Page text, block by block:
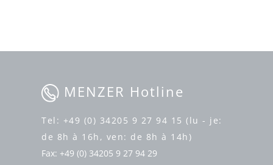
MENZER Hotline
Tel: +49 (0) 34205 9 27 94 15 (lu - je:
de 8h à 16h, ven: de 8h à 14h)
Fax: +49 (0) 34205 9 27 94 29